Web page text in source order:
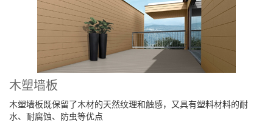
木塑墙板
木塑墙板既保留了木材的天然纹理和触感，又具有塑料材料的耐
水、耐腐蚀、防虫等优点